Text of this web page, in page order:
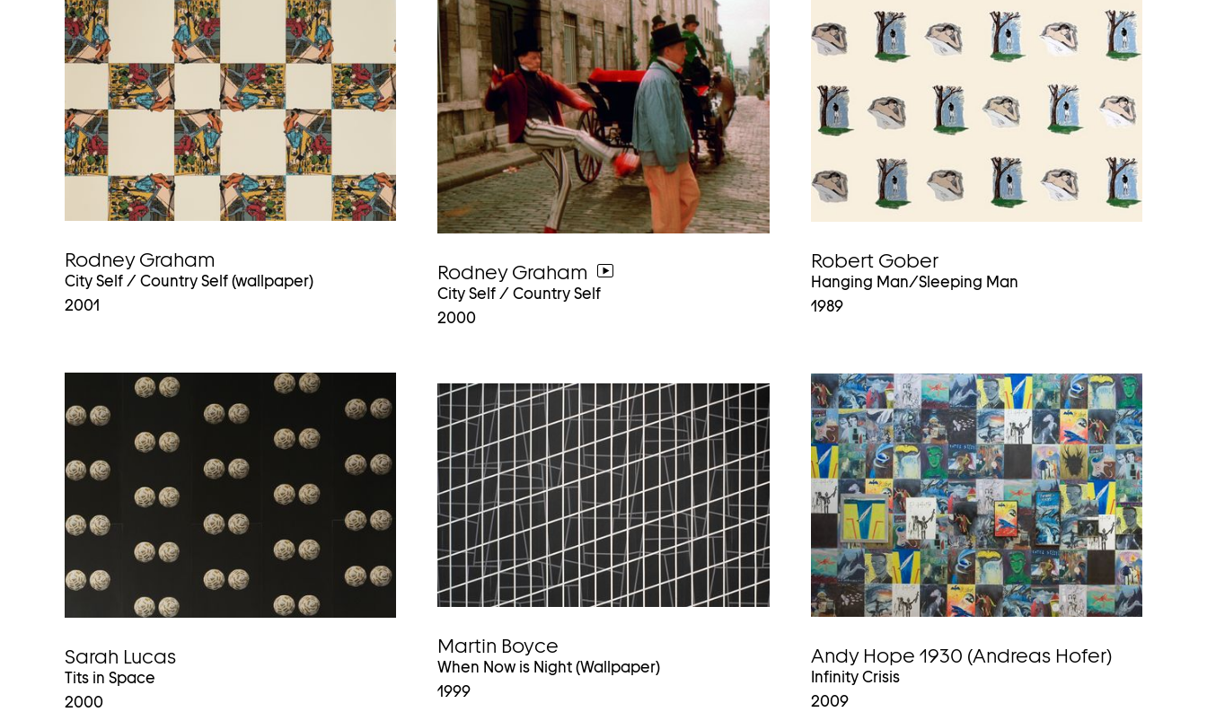
Endgeräten
mit
Touchscreen
können
Sie
mit
Zeigergesten
hoch-
bzw.
runterwischen.
Rodney Graham
City Self / Country Self (wallpaper)
2001
Rodney Graham
weiter
zum
video
City Self / Country Self
2000
Robert Gober
Hanging Man/Sleeping Man
1989
Sarah Lucas
Tits in Space
2000
Martin Boyce
When Now is Night (Wallpaper)
1999
Andy Hope 1930 (Andreas Hofer)
Infinity Crisis
2009